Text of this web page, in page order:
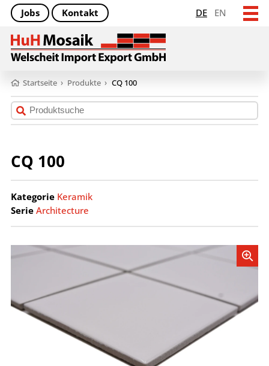
DE EN
Jobs Kontakt
Startseite › Produkte › CQ 100
CQ 100
Kategorie Keramik
Serie Architecture